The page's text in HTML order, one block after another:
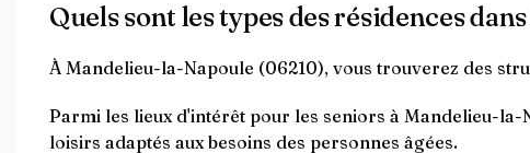
Quels sont les types des résidences
À Mandelieu-la-Napoule (06210), vous trouverez des
Parmi les lieux d'intérêt pour les seniors à Mandelieu-
loisirs adaptés aux besoins des personnes âgées.